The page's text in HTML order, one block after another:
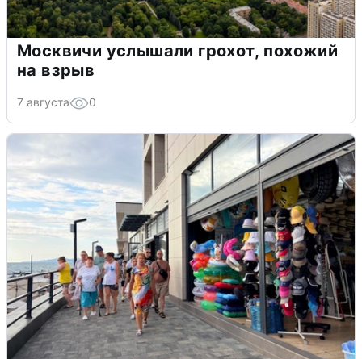
Москвичи услышали грохот, похожий
на взрыв
7 августа 0